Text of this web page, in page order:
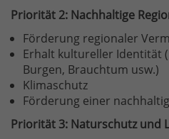
Priorität 2: Nachhaltige
Förderung regionaler
Erhalt kultureller Identität
Burgen, Brauchtum usw.)
Klimaschutz
Förderung einer
​Priorität 3: Naturschutz und